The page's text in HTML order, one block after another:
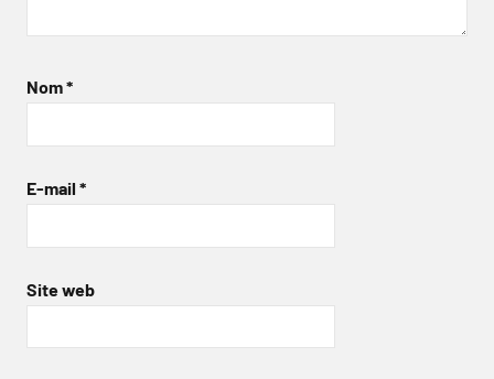
Nom*
E-mail *
Site web